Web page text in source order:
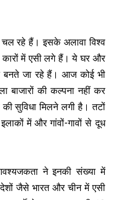
रहे हैं। इसके अलावा विश्व
में एसी लगे हैं। ये घर और
जा रहे हैं। आज कोई भी
बाजारों की कल्पना नहीं कर
सुविधा मिलने लगी है। तटों
में और गांवों-गावों से दूध
ने इनकी संख्या में
जैसे भारत और चीन में एसी